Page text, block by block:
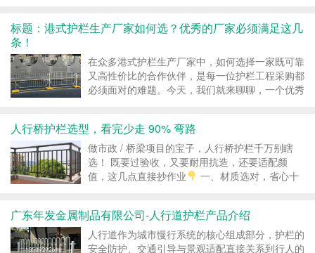
基坑护栏，电梯井口门，人货电梯门，安全通道，钢筋加工...
标题：港式护栏生产厂家如何选？优秀的厂家必须满足这几
条！
在众多港式护栏生产厂家中，如何选择一家既可靠
又高性价比的合作伙伴，是每一位护栏工程采购都
必须面对的难题。今天，我们就来聊聊，一个优秀
为安全防护的重要设施，其质量直接关系到人们的
生命财产安全。...
人行桥护栏选型，看完少走 90% 弯路
做市政 / 桥梁项目的宝子，人行桥护栏千万别瞎
选！ 既要过验收，又要耐用抗造，还要适配颜
值，这几点直接抄作业
一、材质选对，省心十
了，城市天桥 / 景观桥标配 铝合金：轻便...
广东年发金属制品有限公司-人行道护栏产品介绍
人行道作为城市慢行系统的核心组成部分，护栏的
安全防护、交通引导与景观适配直接关系到行人的